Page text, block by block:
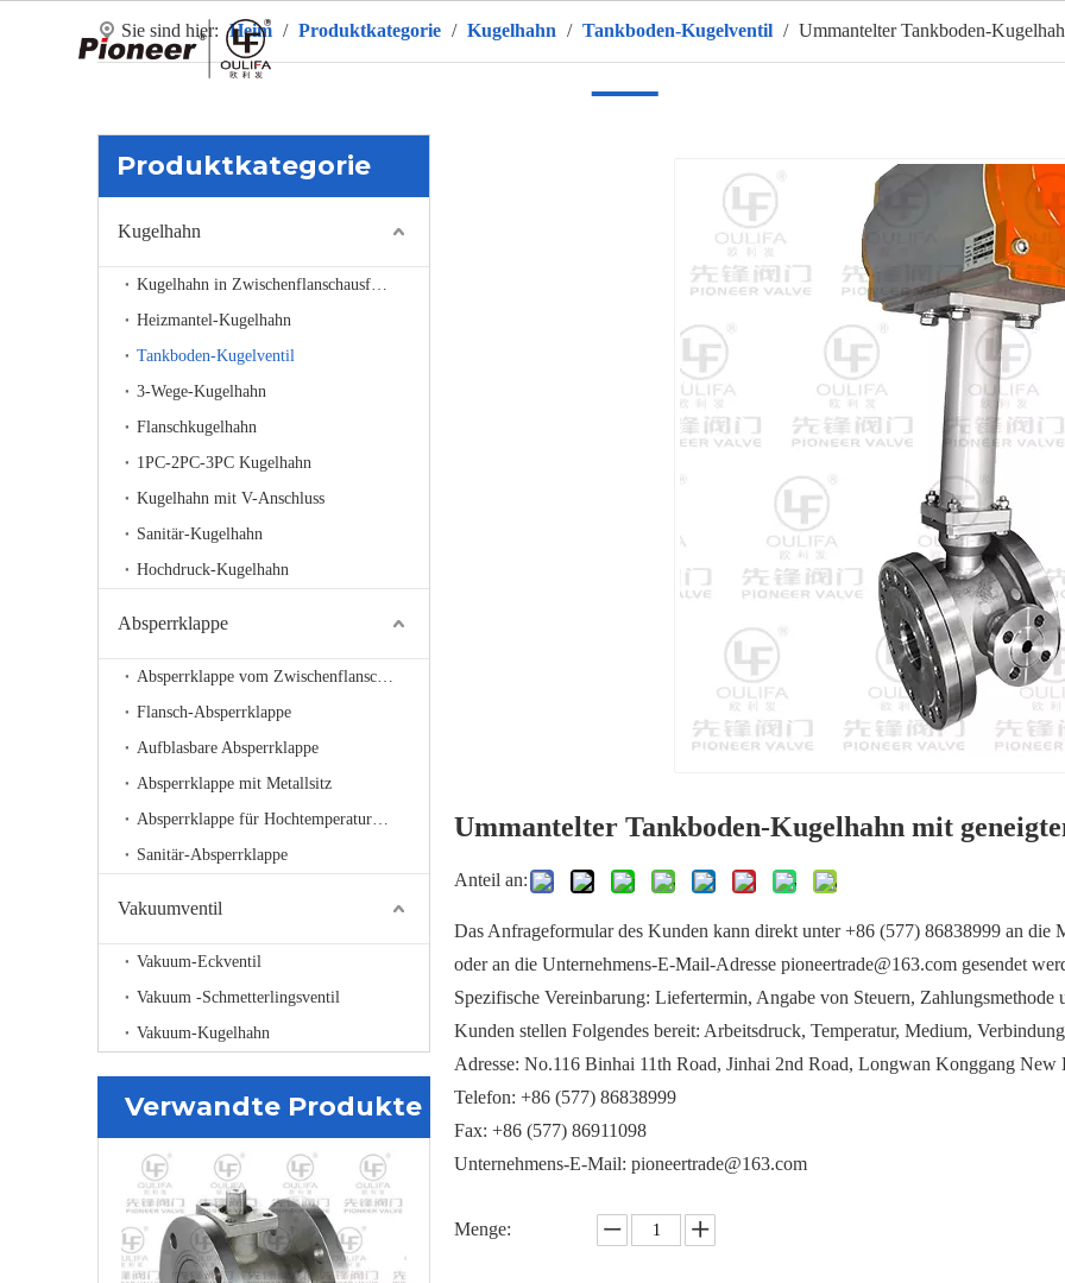
Sie sind hier: Heim / Produktkategorie / Kugelhahn / Tankboden-Kugelventil / Ummantelter Tankboden-
Produktkategorie
Kugelhahn
Kugelhahn in Zwischenflanschausführung
Heizmantel-Kugelhahn
Tankboden-Kugelventil
3-Wege-Kugelhahn
Flanschkugelhahn
1PC-2PC-3PC Kugelhahn
Kugelhahn mit V-Anschluss
Sanitär-Kugelhahn
Hochdruck-Kugelhahn
Absperrklappe
Absperrklappe vom Zwischenflanschtyp
Flansch-Absperrklappe
Aufblasbare Absperrklappe
Absperrklappe mit Metallsitz
Absperrklappe für Hochtemperaturbelüftung
Sanitär-Absperrklappe
Vakuumventil
Vakuum-Eckventil
Vakuum -Schmetterlingsventil
Vakuum-Kugelhahn
Verwandte Produkte
Ummantelter Tankboden-Kugelhahn mit
Anteil an:
Das Anfrageformular des Kunden kann direkt unter +86 (577) 86838999 an die
oder an die Unternehmens-E-Mail-Adresse pioneertrade@163.com gesendet
Spezifische Vereinbarung: Liefertermin, Angabe von Steuern, Zahlungsmethode
Kunden stellen Folgendes bereit: Arbeitsdruck, Temperatur, Medium,
Adresse: No.116 Binhai 11th Road, Jinhai 2nd Road, Longwan Konggang
Telefon: +86 (577) 86838999
Fax: +86 (577) 86911098
Unternehmens-E-Mail: pioneertrade@163.com
Menge: